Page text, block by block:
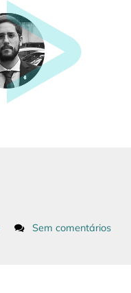
Sem comentários